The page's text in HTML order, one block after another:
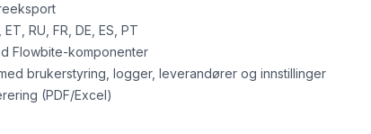
RU, FR, DE, ES, PT
Flowbite-komponenter
brukerstyring, logger, leverandører og innstillinger
(PDF/Excel)